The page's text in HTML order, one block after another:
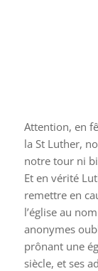
Attention, en
la St Luther,
notre tour ni
Et en vérité
remettre en
l’église au
anonymes
prônant une
siècle, et ses